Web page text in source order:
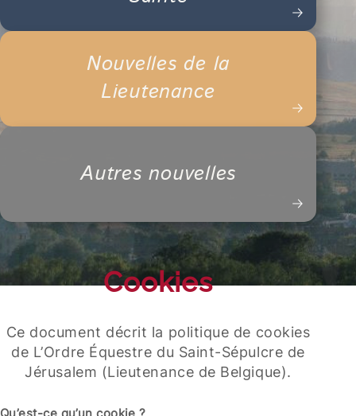
Nouvelles de la
Lieutenance
Autres nouvelles
Cookies
Ce document décrit la politique de cookies
de L’Ordre Équestre du Saint-Sépulcre de
Jérusalem (Lieutenance de Belgique).